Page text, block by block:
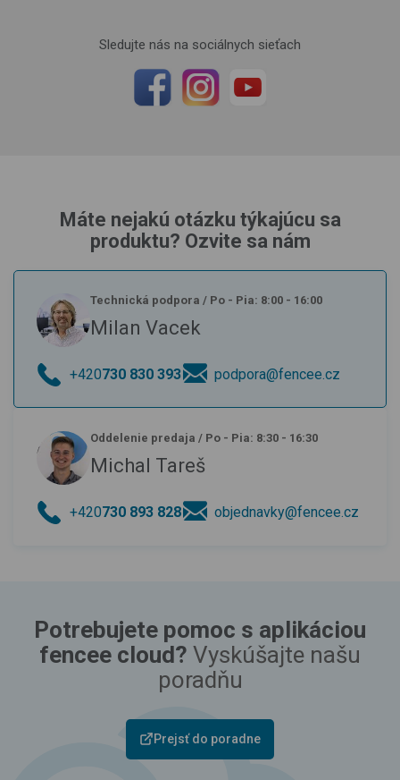
Sledujte nás na sociálnych sieťach
Máte nejakú otázku týkajúcu sa
produktu? Ozvite sa nám
Technická podpora / Po - Pia: 8:00 - 16:00
Milan Vacek
+420730 830 393 podpora@fencee.cz
Oddelenie predaja / Po - Pia: 8:30 - 16:30
Michal Tareš
+420730 893 828 objednavky@fencee.cz
Potrebujete pomoc s aplikáciou
fencee cloud? Vyskúšajte našu
poradňu
Prejsť do poradne